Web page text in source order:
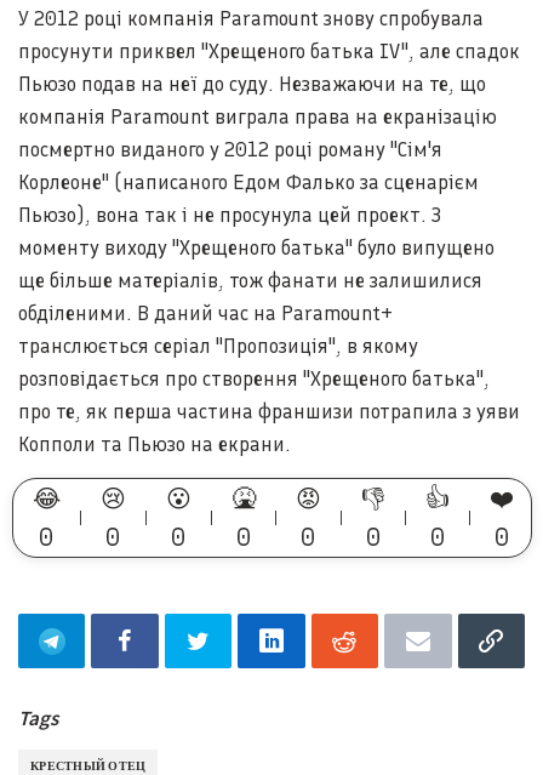
У 2012 році компанія Paramount знову спробувала
просунути приквел "Хрещеного батька IV", але спадок
Пьюзо подав на неї до суду. Незважаючи на те, що
компанія Paramount виграла права на екранізацію
посмертно виданого у 2012 році роману "Сім'я
Корлеоне" (написаного Едом Фалько за сценарієм
Пьюзо), вона так і не просунула цей проект. З
моменту виходу "Хрещеного батька" було випущено
ще більше матеріалів, тож фанати не залишилися
обділеними. В даний час на Paramount+
транслюється серіал "Пропозиція", в якому
розповідається про створення "Хрещеного батька",
про те, як перша частина франшизи потрапила з уяви
Копполи та Пьюзо на екрани.
😂
0
😢
0
😮
0
🤮
0
😡
0
👎
0
👍
0
❤️
0
Tags
КРЕСТНЫЙ ОТЕЦ